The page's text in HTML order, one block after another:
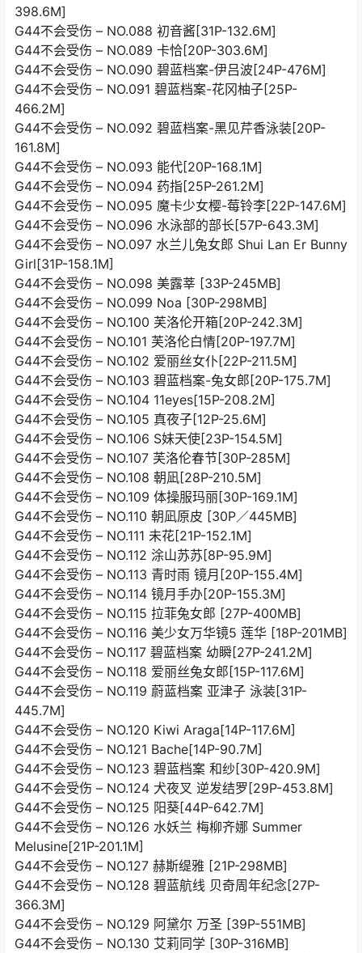
398.6M]
G44不会受伤 – NO.088 初音酱[31P-132.6M]
G44不会受伤 – NO.089 卡恰[20P-303.6M]
G44不会受伤 – NO.090 碧蓝档案-伊吕波[24P-476M]
G44不会受伤 – NO.091 碧蓝档案-花冈柚子[25P-
466.2M]
G44不会受伤 – NO.092 碧蓝档案-黑见芹香泳装[20P-
161.8M]
G44不会受伤 – NO.093 能代[20P-168.1M]
G44不会受伤 – NO.094 药指[25P-261.2M]
G44不会受伤 – NO.095 魔卡少女樱-莓铃李[22P-147.6M]
G44不会受伤 – NO.096 水泳部的部长[57P-643.3M]
G44不会受伤 – NO.097 水兰儿兔女郎 Shui Lan Er Bunny
Girl[31P-158.1M]
G44不会受伤 – NO.098 美露莘 [33P-245MB]
G44不会受伤 – NO.099 Noa [30P-298MB]
G44不会受伤 – NO.100 芙洛伦开箱[20P-242.3M]
G44不会受伤 – NO.101 芙洛伦白情[20P-197.7M]
G44不会受伤 – NO.102 爱丽丝女仆[22P-211.5M]
G44不会受伤 – NO.103 碧蓝档案-兔女郎[20P-175.7M]
G44不会受伤 – NO.104 11eyes[15P-208.2M]
G44不会受伤 – NO.105 真夜子[12P-25.6M]
G44不会受伤 – NO.106 S妹天使[23P-154.5M]
G44不会受伤 – NO.107 芙洛伦春节[30P-285M]
G44不会受伤 – NO.108 朝凪[28P-210.5M]
G44不会受伤 – NO.109 体操服玛丽[30P-169.1M]
G44不会受伤 – NO.110 朝凪原皮 [30P／445MB]
G44不会受伤 – NO.111 未花[21P-152.1M]
G44不会受伤 – NO.112 涂山苏苏[8P-95.9M]
G44不会受伤 – NO.113 青时雨 镜月[20P-155.4M]
G44不会受伤 – NO.114 镜月手办[20P-155.3M]
G44不会受伤 – NO.115 拉菲兔女郎 [27P-400MB]
G44不会受伤 – NO.116 美少女万华镜5 莲华 [18P-201MB]
G44不会受伤 – NO.117 碧蓝档案 幼瞬[27P-241.2M]
G44不会受伤 – NO.118 爱丽丝兔女郎[15P-117.6M]
G44不会受伤 – NO.119 蔚蓝档案 亚津子 泳装[31P-
445.7M]
G44不会受伤 – NO.120 Kiwi Araga[14P-117.6M]
G44不会受伤 – NO.121 Bache[14P-90.7M]
G44不会受伤 – NO.123 碧蓝档案 和纱[30P-420.9M]
G44不会受伤 – NO.124 犬夜叉 逆发结罗[29P-453.8M]
G44不会受伤 – NO.125 阳葵[44P-642.7M]
G44不会受伤 – NO.126 水妖兰 梅柳齐娜 Summer
Melusine[21P-201.1M]
G44不会受伤 – NO.127 赫斯缇雅 [21P-298MB]
G44不会受伤 – NO.128 碧蓝航线 贝奇周年纪念[27P-
366.3M]
G44不会受伤 – NO.129 阿黛尔 万圣 [39P-551MB]
G44不会受伤 – NO.130 艾莉同学 [30P-316MB]